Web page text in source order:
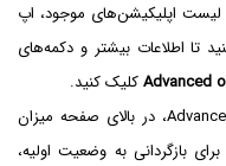
اپلیکیشن‌های موجود، اپ
تا اطلاعات بیشتر و دکمه‌های
Advancedکلیک کنید.
در صفحه‌ی گزینه‌های پیشرفته یا Advanced options، در بالای صفحه میزان
بازگردانی به وضعیت اولیه،